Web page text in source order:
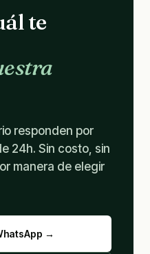
te
responden por
24h. Sin costo, sin
manera de elegir
→